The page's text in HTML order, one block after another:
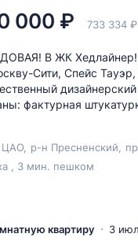
000 ₽ 733 334 ₽
В ЖК Хедлайнер!
Сити, Спейс
фактурная
ЦАО р-н Пресненский
, 3 мин. пешком
квартиру 3